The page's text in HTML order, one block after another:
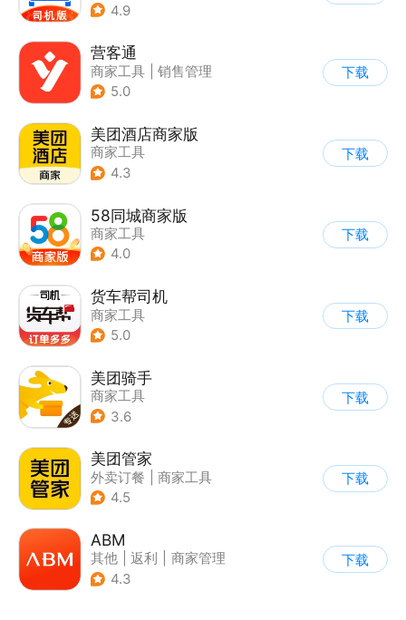
4.9
营客通
商家工具
销售管理
5.0
下载
美团酒店商家版
商家工具
4.3
下载
58同城商家版
商家工具
4.0
下载
货车帮司机
商家工具
5.0
下载
美团骑手
商家工具
3.6
下载
美团管家
外卖订餐
商家工具
4.5
下载
ABM
其他 返利
商家管理
| 海淘
4.3
下载